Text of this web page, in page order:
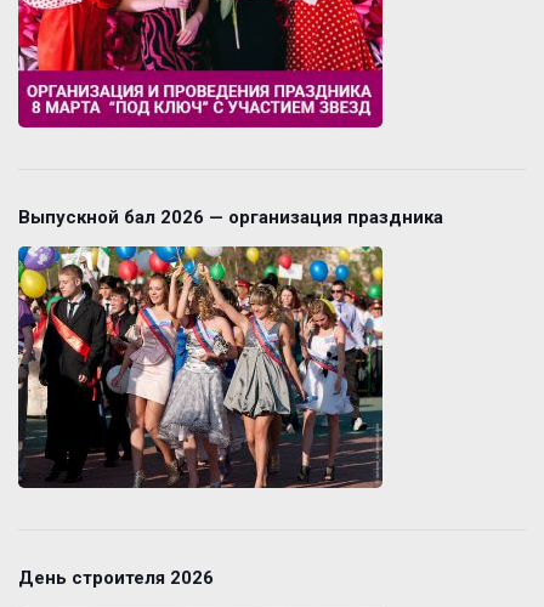
Выпускной бал 2026 — организация праздника
День строителя 2026